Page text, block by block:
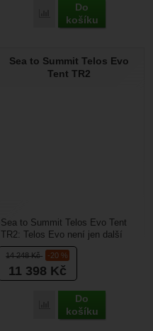
Porovnat
Do
košíku
Sea to Summit Telos Evo
Tent TR2
14 248Kč -20 %
11 398 Kč
Porovnat
Do
košíku
Sea to Summit Telos Evo Tent
TR2: Telos Evo není jen další
lehký stan – je to inženýrské
dílo, které...